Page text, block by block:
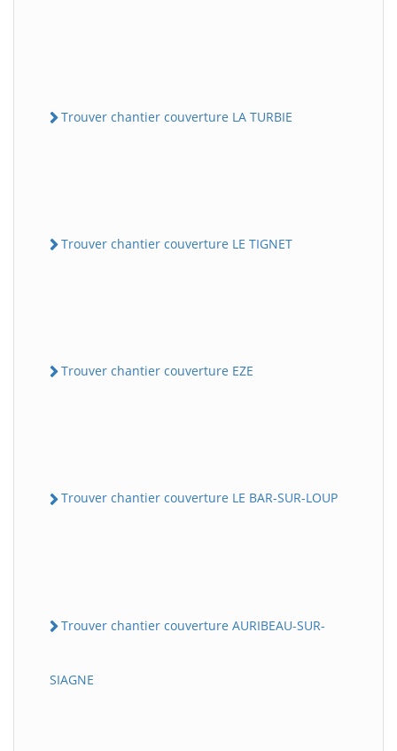
Trouver chantier couverture LA TURBIE
Trouver chantier couverture LE TIGNET
Trouver chantier couverture EZE
Trouver chantier couverture LE BAR-SUR-LOUP
Trouver chantier couverture AURIBEAU-SUR-
SIAGNE